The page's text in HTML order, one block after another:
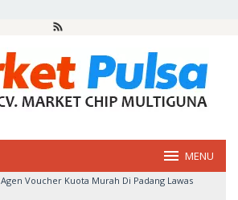
MENU
Agen Voucher Kuota Murah Di Padang Lawas